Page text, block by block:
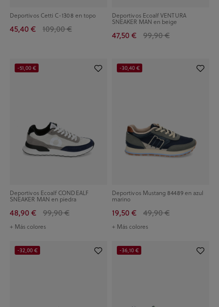
Deportivos Cetti C-1308 en topo
45,40 € 109,00 €
Deportivos Ecoalf VENTURA
SNEAKER MAN en beige
47,50 € 99,90 €
Deportivos Ecoalf CONDEALF
SNEAKER MAN en piedra
48,90 € 99,90 €
+ Más colores
-51,00 €
Deportivos Mustang 84489 en azul
marino
19,50 € 49,90 €
+ Más colores
-30,40 €
-32,00 € -36,10 €